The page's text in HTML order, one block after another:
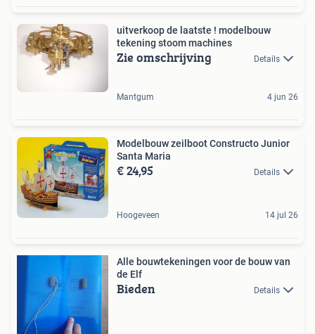
uitverkoop de laatste ! modelbouw
tekening stoom machines
Zie omschrijving Details
Mantgum 4 jun 26
Modelbouw zeilboot Constructo Junior
Santa Maria
€ 24,95 Details
Hoogeveen 14 jul 26
Alle bouwtekeningen voor de bouw van
de Elf
Bieden Details